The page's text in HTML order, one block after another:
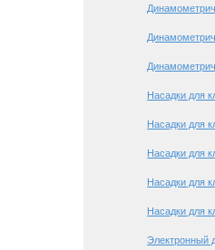
Насадки для
Насадки для
Насадки для
Насадки для
Насадки для
Электронный